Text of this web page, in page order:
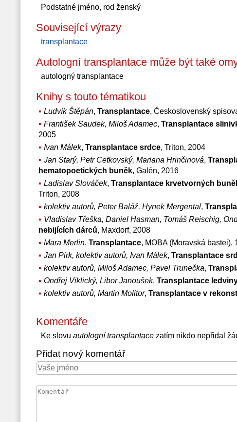
Podstatné jméno, rod ženský
Související výrazy
transplantace
Autologní transplantace může být také
autologný transplantace
Knihy s touto tématikou
Ludvík Štěpán, Transplantace, Československý
František Saudek, Miloš Adamec, Transplantace
2005
Ivan Málek, Transplantace srdce, Triton, 2004
Jan Starý, Petr Cetkovský, Mariana Hrinčinová,
hematopoetických buněk, Galén, 2016
Ladislav Slováček, Transplantace krvetvorných
Triton, 2008
kolektiv autorů, Peter Baláž, Hynek Mergental,
Vladislav Třeška, Daniel Hasman, Tomáš Reischig,
nebijících dárců, Maxdorf, 2008
Mara Merlin, Transplantace, MOBA (Moravská bastei),
Jan Pirk, kolektiv autorů, Ivan Málek, Transplantace
kolektiv autorů, Miloš Adamec, Pavel Trunečka,
Ondřej Viklický, Libor Janoušek, Transplantace
kolektiv autorů, Martin Molitor, Transplantace v
Komentáře
Ke slovu autologní transplantacezatím nikdo nepřidal
Přidat nový komentář